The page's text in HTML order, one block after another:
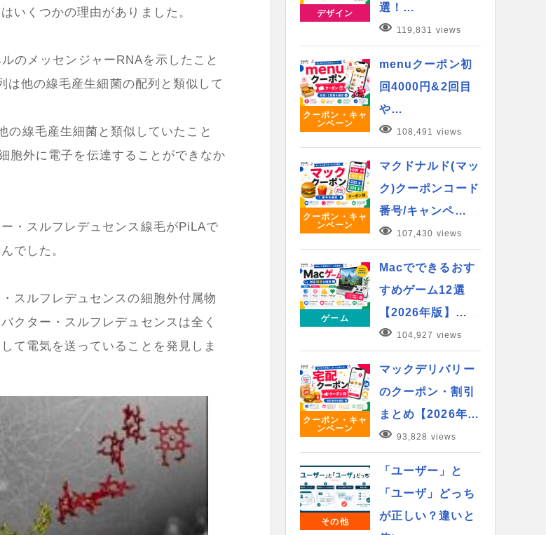
いくつかの理由がありました。
のメッセンジャーRNAを示したこと
他の線毛産生細菌の配列と類似して
線毛産生細菌と類似していたこと
外に電子を伝達することができなか
・スルフレデュセンス線毛がPiLAで
でした。
スルフレデュセンスの細胞外付属物
クター・スルフレデュセンスは全く
て電気を送っていることを発見しま
デザイン
選！…
119,831 views
クーポン・キャ
ンペーン
menuクーポン初
回4000円&2回目
や…
108,491 views
クーポン・キャ
ンペーン
マクドナルド(マッ
ク)クーポンコード
番号/キャンペ…
107,430 views
ゲーム
Macでできるおす
すめゲーム12選
【2026年版】…
104,927 views
クーポン・キャ
ンペーン
マックデリバリー
のクーポン・割引
まとめ【2026年…
93,828 views
その他
「ユーザー」と
「ユーザ」どっち
が正しい？違いと